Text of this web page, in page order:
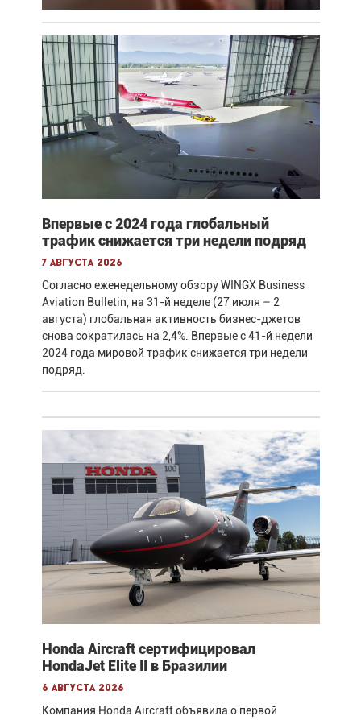
Впервые с 2024 года глобальный
трафик снижается три недели подряд
7 августа 2026
Согласно еженедельному обзору WINGX Business
Aviation Bulletin, на 31-й неделе (27 июля – 2
августа) глобальная активность бизнес-джетов
снова сократилась на 2,4%. Впервые с 41-й недели
2024 года мировой трафик снижается три недели
подряд.
Honda Aircraft сертифицировал
HondaJet Elite II в Бразилии
6 августа 2026
Компания Honda Aircraft объявила о первой